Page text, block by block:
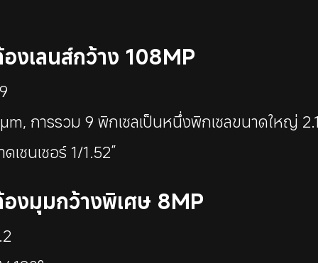
งเลนส์กว้าง 108MP
การรวม 9 พิกเซลเป็นหนึ่งพิกเซลขนาดใหญ่
เซนเซอร์ 1/1.52”
งมุมกว้างพิเศษ 8MP